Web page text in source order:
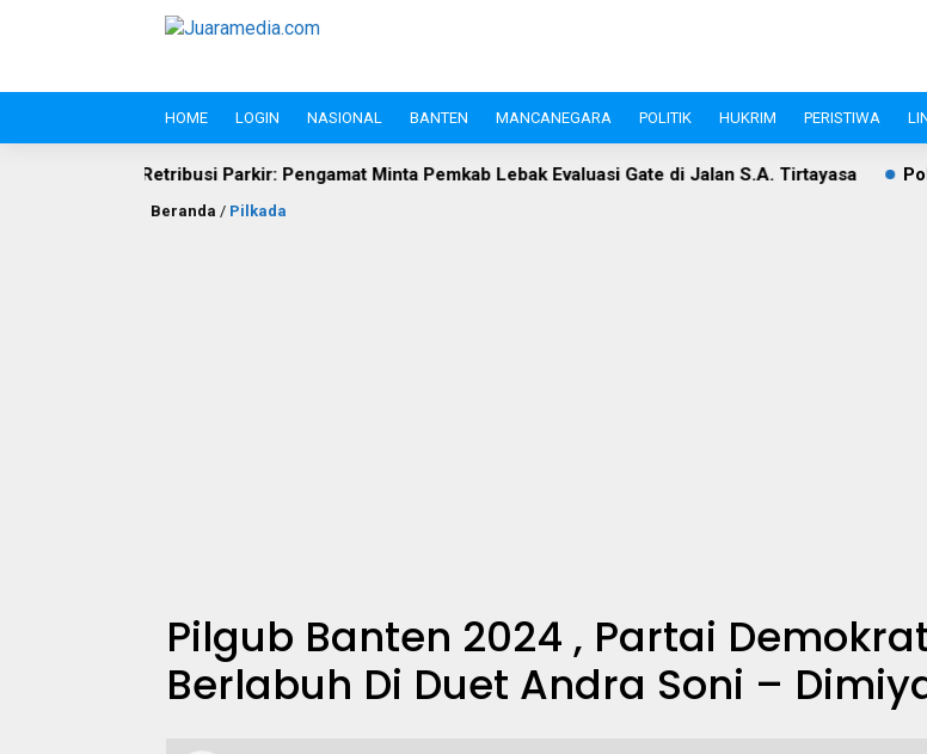
HOME LOGIN NASIONAL BANTEN MANCANEGARA POLITIK HUKRIM PERISTIWA
Parkir: Pengamat Minta Pemkab Lebak Evaluasi Gate di Jalan S.A. Tirtayasa Polemik Pajak Tol
Beranda / Pilkada
Pilgub Banten 2024 , Partai
Berlabuh Di Duet Andra Soni –